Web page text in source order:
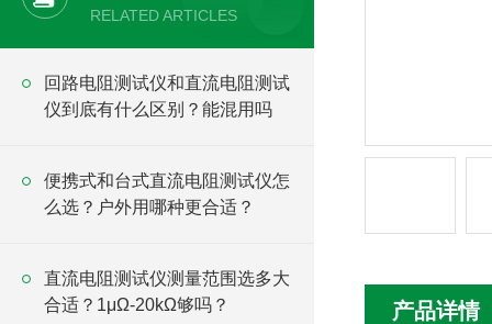
RELATED ARTICLES
回路电阻测试仪和直流电阻测试
仪到底有什么区别？能混用吗
便携式和台式直流电阻测试仪怎
么选？户外用哪种更合适？
直流电阻测试仪测量范围选多大
合适？1μΩ-20kΩ够吗？
产品详情